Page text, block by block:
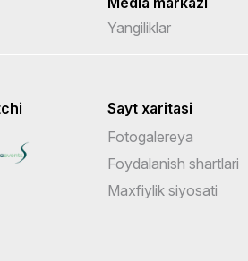
Yangiliklar
Sayt xaritasi
Fotogalereya
Foydalanish shartlari
Maxfiylik siyosati